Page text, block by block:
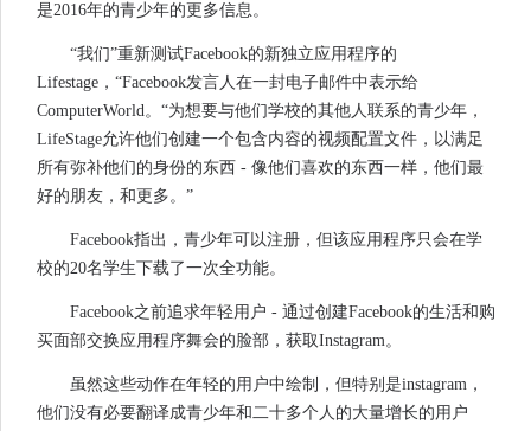
是2016年的青少年的更多信息。
“我们”重新测试Facebook的新独立应用程序的
Lifestage，“Facebook发言人在一封电子邮件中表示给
ComputerWorld。“为想要与他们学校的其他人联系的青少年，
LifeStage允许他们创建一个包含内容的视频配置文件，以满足
所有弥补他们的身份的东西 - 像他们喜欢的东西一样，他们最
好的朋友，和更多。”
Facebook指出，青少年可以注册，但该应用程序只会在学
校的20名学生下载了一次全功能。
Facebook之前追求年轻用户 - 通过创建Facebook的生活和购
买面部交换应用程序舞会的脸部，获取Instagram。
虽然这些动作在年轻的用户中绘制，但特别是instagram，
他们没有必要翻译成青少年和二十多个人的大量增长的用户